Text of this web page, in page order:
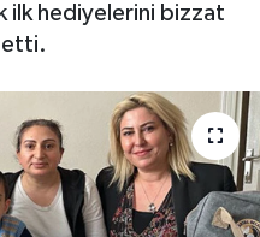
ilk hediyelerini bizzat
etti.